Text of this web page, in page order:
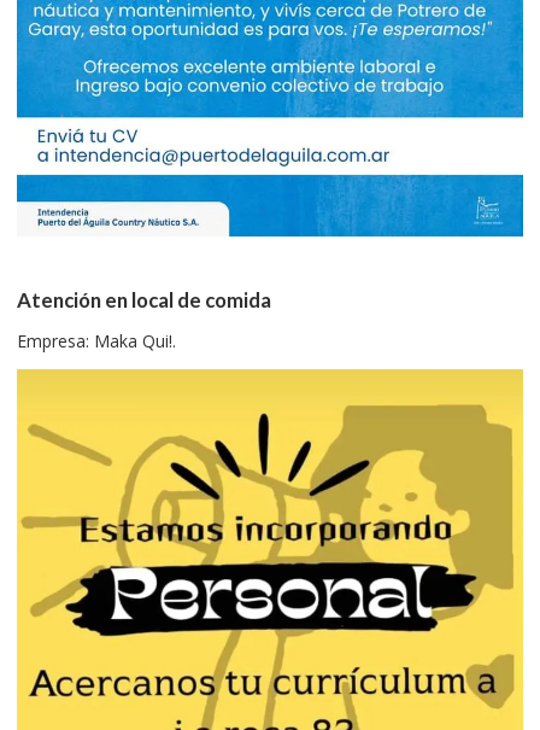
Atención en local de comida
Empresa: Maka Qui!.